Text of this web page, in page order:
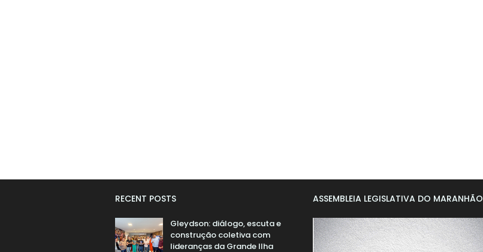
RECENT POSTS
Gleydson: diálogo, escuta e
construção coletiva com
lideranças da Grande Ilha
ASSEMBLEIA LEGISLATIVA DO MARANHÃO